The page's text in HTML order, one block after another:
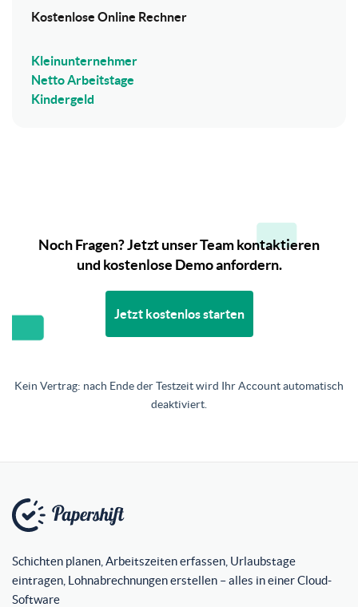
Kostenlose Online Rechner
Kleinunternehmer
Netto Arbeitstage
Kindergeld
Noch Fragen? Jetzt unser Team kontaktieren
und kostenlose Demo anfordern.
Jetzt kostenlos starten
Kein Vertrag: nach Ende der Testzeit wird Ihr Account automatisch
deaktiviert.
Schichten planen, Arbeitszeiten erfassen, Urlaubstage
eintragen, Lohnabrechnungen erstellen – alles in einer Cloud-
Software